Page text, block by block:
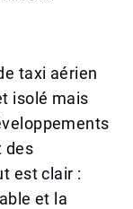
taxi aérien
isolé mais
des
est clair :
et la